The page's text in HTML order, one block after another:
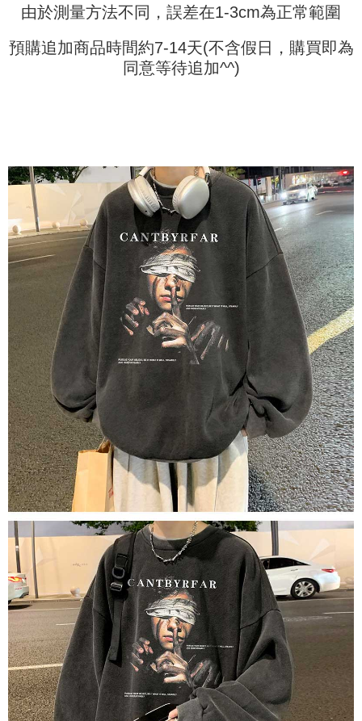
[Nota Penting]
Perkhidmatan ini disediakan oleh Taiwan Mobile Co., Ltd. (“Syarikat”),
yang membolehkan pelanggan membeli barangan atau perkhidmatan
melalui perkhidmatan ini pada masa transaksi. Hasil daripada pembelian
anda (termasuk nama, nombor telefon, atau alamat) kepada Syarikat bagi
tujuan pengumpulan, pemprosesan dan penggunaan data yang
diperlukan untuk pengebilan ansuran, termasuk pengesahan,
pengesahan semula dan pembetulan.
Untuk terma perkhidmatan penuh, sila rujuk pautan berikut:
https://oppay.tw/userRule
" target="_blank" class="link revert-
style">https://oppay.tw/userRule
【Panduan Penggunaan Pembayaran Ansuran Gogo】
1. Perkhidmatan ini disediakan oleh Taiwan Mobile, pengguna telefon
mudah alih boleh segera menggunakan tanpa perlu memohon lagi.
(Hanya untuk nombor langganan peribadi, tidak terbuka untuk syarikat
dan kad prabayar)
2. Pilihan kaedah pembayaran "Pembayaran Ansuran Gogo", selepas
pesanan ditubuhkan, akan secara automatik dialihkan ke proses
transaksi Gogo, selepas pengesahan nombor telefon, pilih bilangan
ansuran yang diingini, tarikh akhir pembayaran, dan setelah
mengesahkan pembayaran, transaksi akan selesai.
3. Jumlah kelulusan sebenar, bilangan ansuran dan jumlah bayaran
adalah berdasarkan halaman pengesahan transaksi seterusnya.
4. Dalam masa 30 minit selepas pesanan ditubuhkan, jika tidak pergi
untuk mengesahkan transaksi atau jika tidak lulus semakan, pesanan
akan dibatalkan secara automatik. Jika terdapat situasi "pindah untuk
semakan khusus" yang tidak lulus, ini menunjukkan bahawa sistem
penilaian tidak mencukupi, tiada penjelasan mengenai kandungan
penilaian boleh diberikan.
【Penerangan Kaedah Pembayaran】
1. Pembayaran ansuran tidak digabungkan dalam bil telekomunikasi,
"Pembayaran Ansuran Gogo" akan menghantar SMS peringatan
pembayaran selepas tarikh penyelesaian bulanan.
2. Melalui pautan SMS untuk membuka bil, anda boleh memilih untuk
membayar melalui "Kod bar kedai serbaneka / Kedai rasmi Taiwan
Mobile / Pemindahan bank / Pembayaran J街口 / iPASS MONEY" dan
saluran lain.
【Nota Penting】
1. Jumlah yang diperakui untuk pengguna kali pertama boleh sehingga
NT$10,000. Amaun diperakui sebenar yang diluluskan akan berdasarkan
2. Amaun perbelanjaan minimum mestilah lebih besar daripada NT$20.
3. Pada masa ini hanya tersedia untuk ahli Taiwan.
penggunaan perkhidmatan. Sila rujuk kepada "Penyata Pengumpulan
Data Peribadi, Pemprosesan, Penggunaan"
(https://aftee.tw/privacypolicy/) untuk maklumat lanjut.
Jumlah yang diperakui untuk pengguna kali pertama yang lulus
kelulusan boleh sehingga NT$10,000. Jika pengguna tidak membuat
pembayaran dalam tempoh tersebut, yuran pembayaran lewat sebanyak
20% setahun akan dikenakan. Pengguna bawah umur dikehendaki
mendapatkan kebenaran daripada ibu bapa atau penjaga yang sah
untuk menggunakan AFTEE.
Sila hubungi NP Taiwan Inc. dics_tw@netprotections.co.jp
jika anda
mempunyai sebarang kebimbangan mengenai pemprosesan dan
penggunaan pada data peribadi. Jika anda tidak bersetuju dengan data
peribadi yang disenaraikan seperti di atas akan dikumpul dan digunakan
oleh AFTEE, sila jangan gunakan perkhidmatan ini.
由於測量方法不同，誤差在1-3cm為正常範圍
預購追加商品時間約7-14天(不含假日，購買即為
同意等待追加^^)